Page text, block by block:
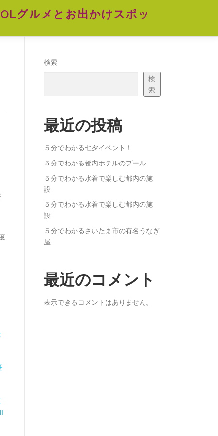
グルメとお出かけスポッ
検索
検
索
最近の投稿
５分でわかる七夕イベント！
５分でわかる都内ホテルのプール
５分でわかる水着で楽しむ都内の施
設！
５分でわかる水着で楽しむ都内の施
設！
５分でわかるさいたま市の有名うなぎ
屋！
最近のコメント
表示できるコメントはありません。